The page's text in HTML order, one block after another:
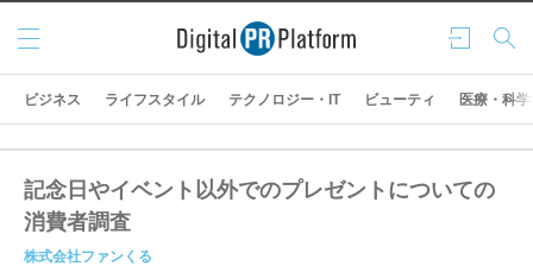
ログ
イン
検索
メニ
ュー
ビジネス ライフスタイル テクノロジー・IT ビューティ 医療・科学
記念日やイベント以外でのプレゼントについての
消費者調査
株式会社ファンくる